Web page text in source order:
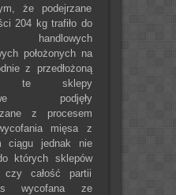
że podejrzane
204 kg trafiło do
położonych na
z przedłożoną
te sklepy
podjęły
z procesem
mięsa z
ciągu jednak nie
których sklepów
czy całość partii
wycofana ze